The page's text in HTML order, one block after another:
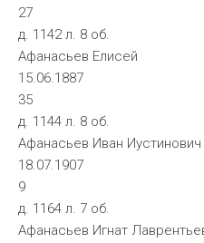
27
д. 1142 л. 8 об.
Афанасьев Елисей
15.06.1887
35
д. 1144 л. 8 об.
Афанасьев Иван Иустинович
18.07.1907
9
д. 1164 л. 7 об.
Афанасьев Игнат